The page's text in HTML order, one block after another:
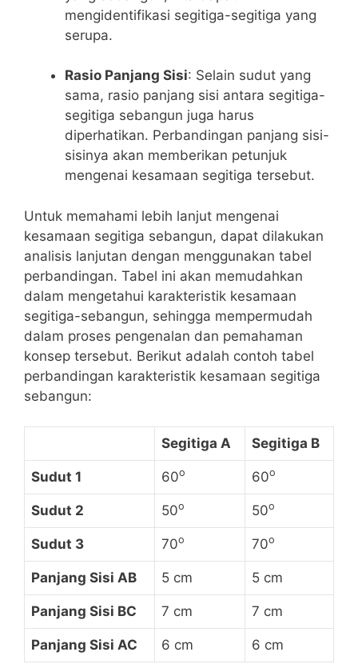
mengidentifikasi segitiga-segitiga‍ yang
serupa.
Rasio Panjang Sisi: Selain sudut yang
sama, rasio panjang sisi⁤ antara segitiga-
segitiga sebangun juga harus
diperhatikan. Perbandingan panjang sisi-
sisinya akan memberikan petunjuk
mengenai kesamaan segitiga tersebut.
Untuk memahami​ lebih lanjut mengenai
kesamaan segitiga sebangun, dapat dilakukan
analisis ‌lanjutan dengan menggunakan tabel
perbandingan. Tabel ini akan memudahkan
dalam mengetahui ‍karakteristik kesamaan
segitiga-sebangun,‌ sehingga mempermudah
dalam proses pengenalan dan pemahaman
konsep tersebut. Berikut adalah contoh tabel
perbandingan karakteristik kesamaan segitiga
sebangun:
Segitiga A Segitiga B
Sudut 1 60o 60o
Sudut⁢ 2 50o 50o
Sudut 3 70o 70o
Panjang Sisi AB 5 cm 5⁤ cm
Panjang Sisi BC 7 cm 7 cm
Panjang Sisi AC 6 cm 6 cm